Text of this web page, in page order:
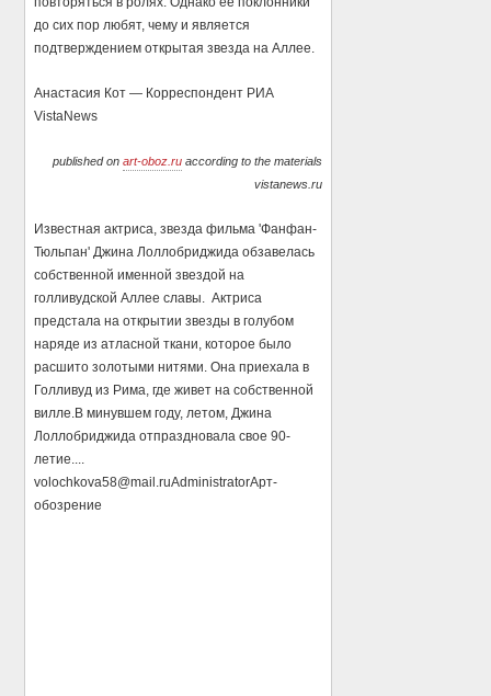
до сих пор любят, чему и является
подтверждением открытая звезда на Аллее.
Анастасия Кот — Корреспондент РИА
VistaNews
published on art-oboz.ruaccording to the materials
vistanews.ru
Известная актриса, звезда фильма 'Фанфан-
Тюльпан' Джина Лоллобриджида обзавелась
собственной именной звездой на
голливудской Аллее славы. Актриса
предстала на открытии звезды в голубом
наряде из атласной ткани, которое было
расшито золотыми нитями. Она приехала в
Голливуд из Рима, где живет на собственной
вилле.В минувшем году, летом, Джина
Лоллобриджида отпраздновала свое 90-
летие....
volochkova58@mail.ruAdministratorАрт-
обозрение